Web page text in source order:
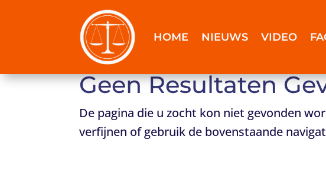
HOME NIEUWS VIDEO
Geen Resultaten
De pagina die u zocht kon niet gevonden
verfijnen of gebruik de bovenstaande